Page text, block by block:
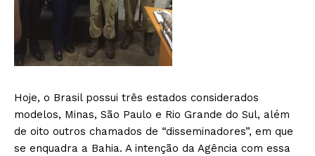
Hoje, o Brasil possui três estados considerados
modelos, Minas, São Paulo e Rio Grande do Sul, além
de oito outros chamados de “disseminadores”, em que
se enquadra a Bahia. A intenção da Agência com essa